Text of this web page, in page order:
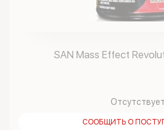
SAN Mass Effect
Отсутствует
СООБЩИТЬ О